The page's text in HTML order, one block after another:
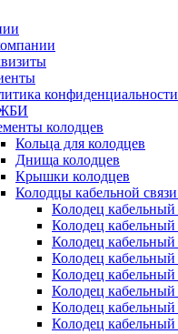
конфиденциальности
ЖБИ
колодцев
Кольца для колодцев
Днища колодцев
Крышки колодцев
Колодцы кабельной
Колодец
Колодец
Колодец
Колодец
Колодец
Колодец
Колодец
Колодец